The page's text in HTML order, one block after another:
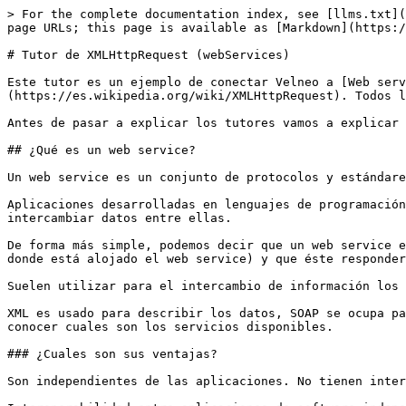
> For the complete documentation index, see [llms.txt](https://doc.velneo.com/llms.txt). Markdown versions of documentation pages are available by appending `.md` to page URLs; this page is available as [Markdown](https://doc.velneo.com/28/velneo-vtutor/tutores-de-scripts/tutor-de-xmlhttprequest-vwebservices.md).

# Tutor de XMLHttpRequest (webServices)

Este tutor es un ejemplo de conectar Velneo a [Web services](https://es.wikipedia.org/wiki/Servicio_web) usando [XMLHttpRequest](https://es.wikipedia.org/wiki/XMLHttpRequest). Todos los objetos de este tutor los encontrarás en la carpeta Tutores/Scripts/XMLHttpRequest (vWebServices).

Antes de pasar a explicar los tutores vamos a explicar una serie de conceptos básicos que debemos conocer sobre los webservices.

## ¿Qué es un web service?

Un web service es un conjunto de protocolos y estándares para intercambiar datos entre aplicaciones.

Aplicaciones desarrolladas en lenguajes de programación diferentes y que son ejecutadas sobre cualquier plataforma, pueden utilizar los servicios web para intercambiar datos entre ellas.

De forma más simple, podemos decir que un web service es una función que diferentes servicios o equipos utilizan, que solo se envían parámetros al servidor (lugar donde está alojado el web service) y que éste responderá a dicha petición.

Suelen utilizar para el intercambio de información los protocolos **XML**, **SOAP**, **WSDL** y **UDDI**.

XML es usado para describir los datos, SOAP se ocupa para la transferencia de los datos, WSDL se emplea para describir los servicios disponibles y UDDI se ocupa para conocer cuales son los servicios disponibles.

### ¿Cuales son sus ventajas?

Son independientes de las aplicaciones. No tienen interfaz GUI. Se comparte la lógica de datos y procesos.

Interoperabilidad entre aplicaciones de software independientemente de sus propiedades o de las plataformas sobre las que se instalen.

Al ser servicios Web, están basados en estándares y protocolos de texto. Esto hace más fácil acceder a su contenido y entender su funcionamiento.

Las especificaciones son gestionadas por una organización abierta (W3C) y se garantiza la interoperabilidad entre aplicaciones.

## ¿Qué es SOAP?

(*Simple Object Access Protocol*) es un protocolo escrito en XML para el intercambio de información entre aplicaciones. Es un formato para enviar mensajes, diseñado especialmente para servir de comunicación en Internet, pudiendo extender los *HTTP headers*. Es una forma de definir qué información se envía y cómo mediante XML. Es un protocolo para acceder a un Web Service. Ejemplo:

```javascript
<SOAP-ENV:Envelope
 xmlns:SOAP-ENV="http://schemas.xmlsoap.org/soap/envelope/"   
 SOAP-ENV:encodingStyle="http://schemas.xmlsoap.org/soap/encoding/">    
    <SOAP-ENV:Body>
        <ns:getTemperatura xmlns:ns="http://j2ee.ua.es/ns">    
            <area>Alicante</area>
        </ns:getTemperatura>
    </SOAP-ENV:Body>
</SOAP-ENV:Envelope>
```

El mensaje SOAP está compuesto por un **envelope** (sobre), cuya estructura está formada por los siguientes elementos: **header** (cabecera) y **body** (cuerpo).

![](/files/-M7D7DzNIbgVKA2OjsrO)

## ¿Qué es el WSDL?

(*Web Services Description Language*)